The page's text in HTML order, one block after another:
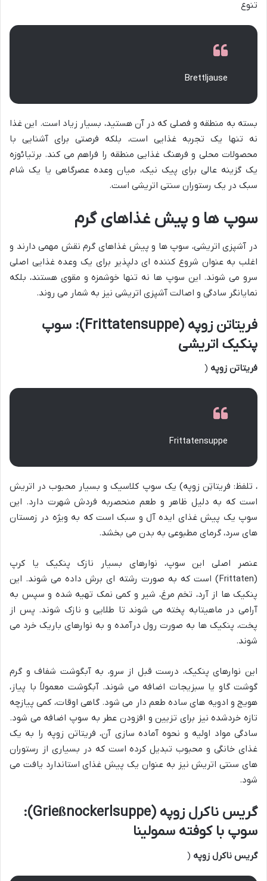
تنوع
Brettljause
بسته به منطقه و فصلی که در آن هستید، بسیار زیاد است. این غذا
نه تنها یک تجربه غذایی است، بلکه فرصتی برای آشنایی با
محصولات محلی و فرهنگ غذایی منطقه را فراهم می کند. برتیائوزه
یک گزینه عالی برای پیک نیک، میان وعده عصرگاهی یا یک شام
سبک در یک رستوران سنتی اتریشی است.
سوپ ها و پیش غذاهای گرم
در آشپزی اتریشی، سوپ ها و پیش غذاهای گرم نقش مهمی دارند و
اغلب به عنوان شروع کننده ای دلپذیر برای یک وعده غذایی اصلی
سرو می شوند. این سوپ ها نه تنها خوشمزه و مقوی هستند، بلکه
نمایانگر سادگی و اصالت آشپزی اتریشی نیز به شمار می روند.
فریتاتن زوپه (Frittatensuppe): سوپ
پنکیک اتریشی
فریتاتن زوپه (
Frittatensuppe
، تلفظ: فریتاتِن زوپه) یک سوپ کلاسیک و بسیار محبوب در اتریش
است که به دلیل ظاهر و طعم منحصربه فردش شهرت دارد. این
سوپ یک پیش غذای ایده آل و سبک است که به ویژه در زمستان
های سرد، گرمای مطبوعی به بدن می بخشد.
عنصر اصلی این سوپ، نوارهای بسیار نازک پنکیک یا کرپ
(Frittaten) است که به صورت رشته ای برش داده می شوند. این
پنکیک ها از آرد، تخم مرغ، شیر و کمی نمک تهیه شده و سپس به
آرامی در ماهیتابه پخته می شوند تا طلایی و نازک شوند. پس از
پخت، پنکیک ها به صورت رول درآمده و به نوارهای باریک خرد می
شوند.
این نوارهای پنکیک، درست قبل از سرو، به آبگوشت شفاف و گرم
گوشت گاو یا سبزیجات اضافه می شوند. آبگوشت معمولاً با پیاز،
هویج و ادویه های ساده طعم دار می شود. گاهی اوقات، کمی پیازچه
تازه خردشده نیز برای تزیین و افزودن عطر به سوپ اضافه می شود.
سادگی مواد اولیه و نحوه آماده سازی آن، فریتاتن زوپه را به یک
غذای خانگی و محبوب تبدیل کرده است که در بسیاری از رستوران
های سنتی اتریش نیز به عنوان یک پیش غذای استاندارد یافت می
شود.
گریس ناکرل زوپه (Grießnockerlsuppe):
سوپ با کوفته سمولینا
گریس ناکرل زوپه (